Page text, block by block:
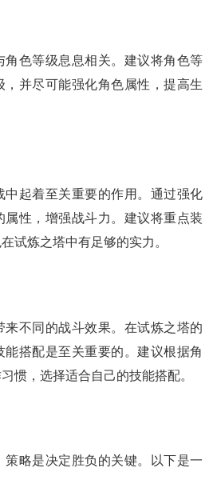
角色等级息息相关。建议将角色等
并尽可能强化角色属性，提高生
中起着至关重要的作用。通过强化
性，增强战斗力。建议将重点装
试炼之塔中有足够的实力。
不同的战斗效果。在试炼之塔的
搭配是至关重要的。建议根据角
惯，选择适合自己的技能搭配。
略是决定胜负的关键。以下是一